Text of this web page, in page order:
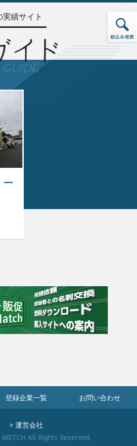
績サイト
登録企業一覧 お問い合わせ
> 運営会社
All Rights Reserved.